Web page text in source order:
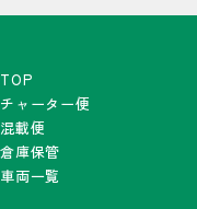
TOP
チャーター便
混載便
倉庫保管
車両一覧